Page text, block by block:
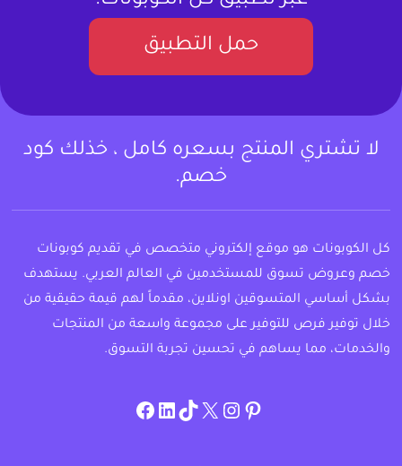
حمل التطبيق
لا تشتري المنتج بسعره كامل ، خذلك كود
خصم.
كل الكوبونات هو موقع إلكتروني متخصص في تقديم كوبونات
خصم وعروض تسوق للمستخدمين في العالم العربي. يستهدف
بشكل أساسي المتسوقين اونلاين، مقدماً لهم قيمة حقيقية من
خلال توفير فرص للتوفير على مجموعة واسعة من المنتجات
والخدمات، مما يساهم في تحسين تجربة التسوق.
pinterest
allcouponat
twitter
TikTok
linkedin
facebook